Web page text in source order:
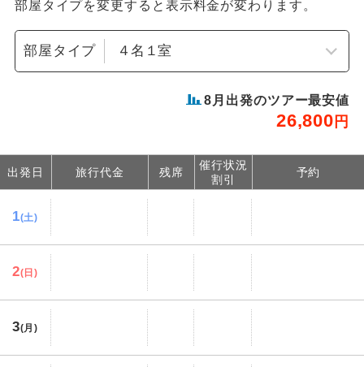
部屋タイプを変更すると表示料金が変わります。
部屋タイプ
8 月出発のツアー最安値
26,800 円
出発日 旅行代金 残席
催行状況
割引
予約
1(土)
2(日)
3(月)